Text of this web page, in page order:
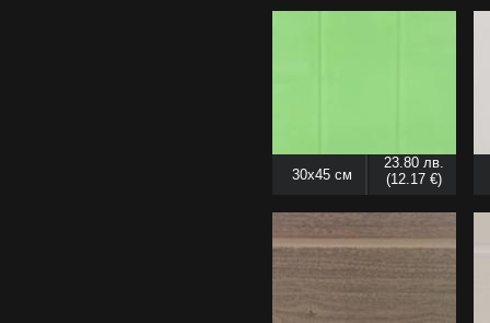
30x45 см
23.80 лв.
(12.17 €)